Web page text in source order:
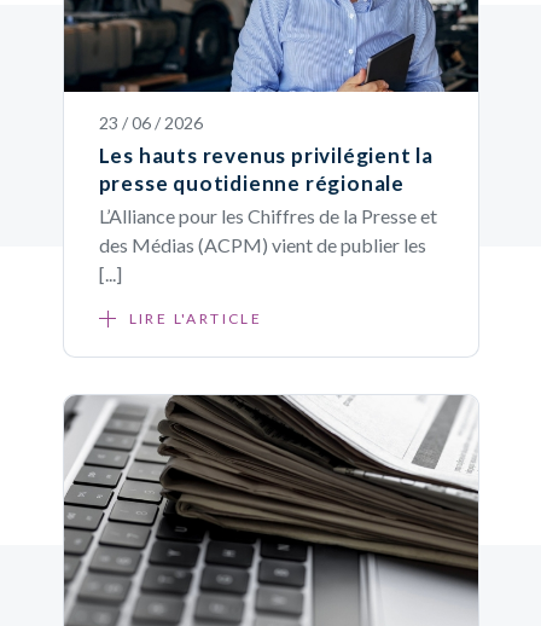
23 / 06 / 2026
Les hauts revenus privilégient la
presse quotidienne régionale
L’Alliance pour les Chiffres de la Presse et
des Médias (ACPM) vient de publier les
[...]
LIRE L'ARTICLE